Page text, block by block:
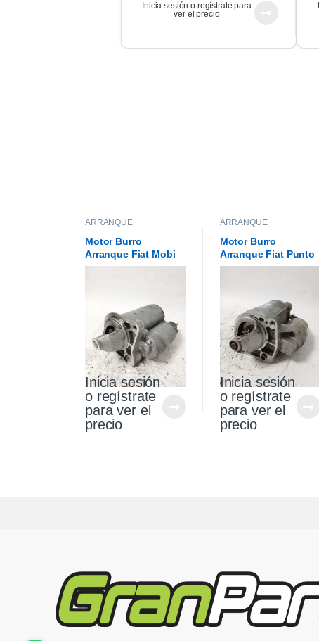
Inicia sesión o regístrate para
ver el precio
ARRANQUE
Motor Burro
Arranque Fiat Mobi
1.0 Original
Inicia sesión
o regístrate
para ver el
precio
ARRANQUE
Motor Burro
Arranque Fiat Punto
Palio Siena 1.4 Fire
Inicia sesión
o regístrate
para ver el
precio